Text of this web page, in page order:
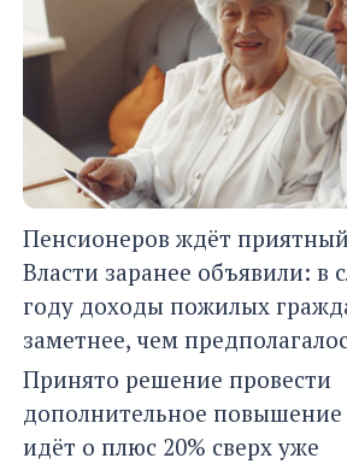
Пенсионеров ждёт
Власти заранее объявили: в
году доходы пожилых
заметнее, чем
Принято решение провести
дополнительное повышение
идёт о плюс 20% сверх уже